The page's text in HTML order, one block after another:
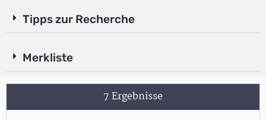
Tipps zur Recherche
Merkliste
7 Ergebnisse